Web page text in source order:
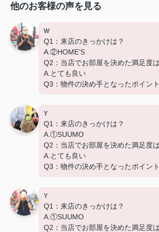
他のお客様の声を見る
W
Q1：来店のきっかけは？
A.②HOME’S
Q2：当店でお部屋を決めた満足度
A.とても良い
Q3：物件の決め手となったポイント
Y
Q1：来店のきっかけは？
A.①SUUMO
Q2：当店でお部屋を決めた満足度
A.とても良い
Q3：物件の決め手となったポイント
Y
Q1：来店のきっかけは？
A.①SUUMO
Q2：当店でお部屋を決めた満足度